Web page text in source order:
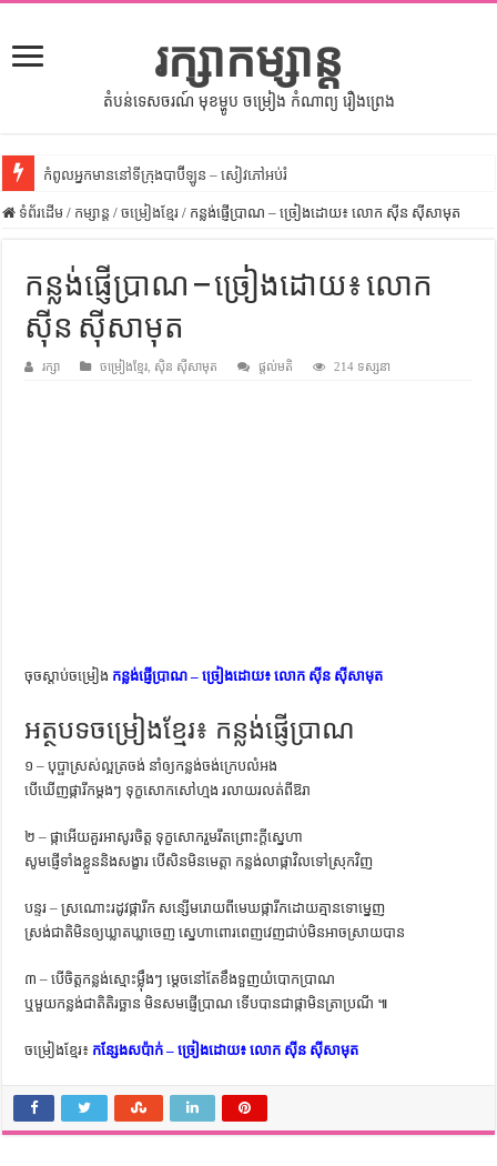
រក្សាកម្សាន្ត
តំបន់ទេសចរណ៍ មុខម្ហូប ចម្រៀង កំណាព្យ រឿងព្រេង
កំពូលអ្នកមាននៅទីក្រុងបាប៊ីឡូន – សៀវភៅអប់រំ
សីលធម៌នៅក្នុងសង្គមខ្មែរ – សៀវភៅចំណេះដឹងទូទៅ
ទំលៀមទម្លាប់ប្រពៃណីជនជាតិចិន – សៀវភៅចំណេះដឹងទូទៅ
ដើមកំណើតអង្គរ – សៀវភៅចំណេះដឹងទូទៅ
ដើមកំណើតជនជាតិខ្មែរ – អត្ថបទស្រាវជ្រាវ
ទំព័រដើម / កម្សាន្ត / ចម្រៀងខ្មែរ / កន្លង់ផ្ញើប្រាណ – ច្រៀងដោយ៖ លោក ស៊ីន ស៊ីសាមុត
កន្លង់ផ្ញើប្រាណ – ច្រៀងដោយ៖ លោក
ស៊ីន ស៊ីសាមុត
រក្សា ចម្រៀងខ្មែរ ស៊ិន ស៊ីសាមុត ផ្តល់មតិ 214 ទស្សនា
ចុចស្តាប់ចម្រៀង កន្លង់ផ្ញើប្រាណ – ច្រៀងដោយ៖ លោក ស៊ីន ស៊ីសាមុត
អត្ថបទចម្រៀងខ្មែរ៖ កន្លង់ផ្ញើប្រាណ
១ – បុប្ផាស្រស់ល្អត្រចង់ នាំឲ្យកន្លង់ចង់ក្រេបលំអង
បើឃើញផ្ការីកម្ដងៗ ទុក្ខសោកសៅហ្មង រលាយរលត់ពីឱរា
២ – ផ្កាអើយគួរអាសូរចិត្ត ទុក្ខសោករួមរឹតព្រោះក្ដីស្នេហា
សូមផ្ញើទាំងខ្លួននិងសង្ខារ បើសិនមិនមេត្តា កន្លង់លាផ្កាវិលទៅស្រុកវិញ
បន្ទរ – ស្រណោះរដូវផ្ការីក សន្សើមរោយពីមេឃផ្ការីកដោយគ្មានទោម្នេញ
ស្រង់ជាតិមិនឲ្យឃ្លាតឃ្លាចេញ ស្នេហាពោរពេញវេញជាប់មិនអាចស្រាយបាន
៣ – បើចិត្តកន្លង់ស្មោះម្ល៉ឹងៗ ម្ដេចនៅតែខឹងទួញយំបោកប្រាណ
ឬមួយកន្លង់ជាតិតិរច្ឆាន មិនសមផ្ញើប្រាណ ទើបបានជាផ្កាមិនត្រាប្រណី ៕
ចម្រៀងខ្មែរ៖ កន្សែងសប៉ាក់ – ច្រៀងដោយ៖ លោក ស៊ីន ស៊ីសាមុត